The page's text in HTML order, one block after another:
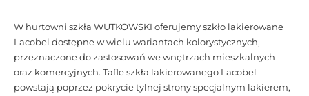
W hurtowni szkła WUTKOWSKI oferujemy szkło lakierowane
Lacobel dostępne w wielu wariantach kolorystycznych,
przeznaczone do zastosowań we wnętrzach mieszkalnych
oraz komercyjnych. Tafle szkła lakierowanego Lacobel
powstają poprzez pokrycie tylnej strony specjalnym lakierem,